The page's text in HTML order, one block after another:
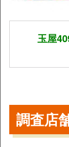
玉屋
調査店